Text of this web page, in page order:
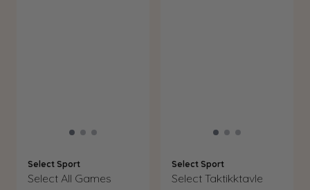
Select Sport
Select All Games
Select Sport
Select Taktikktavle